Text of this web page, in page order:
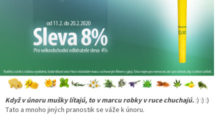
Když v únoru mušky lítajú, to v marcu robky v ruce chuchajú. :) :) :)
Tato a mnoho jiných pranostik se váže k únoru.